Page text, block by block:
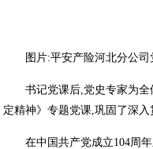
图片:平安产险河北分公司
书记党课后,党史专家为全
定精神》专题党课,巩固了深入
在中国共产党成立104周年